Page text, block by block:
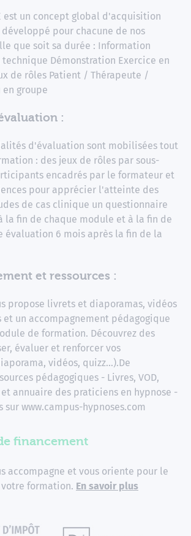
est un concept global d'acquisition
pour chacune de nos
que soit sa durée : Information
Démonstration Exercice en
de rôles Patient / Thérapeute /
en groupe
:
d'évaluation sont mobilisées tout
: des jeux de rôles par sous-
encadrés par le formateur et
pour apprécier l'atteinte des
de cas clinique un questionnaire
la fin de chaque module et à la fin de
évaluation 6 mois après la fin de la
et ressources :
propose livrets et diaporamas, vidéos
et un accompagnement pédagogique
de formation. Découvrez des
évaluer et renforcer vos
vidéos, quizz…).De
pédagogiques - Livres, VOD,
et annuaire des praticiens en hypnose -
www.campus-hypnoses.com
financement
accompagne et vous oriente pour le
formation. En savoir plus